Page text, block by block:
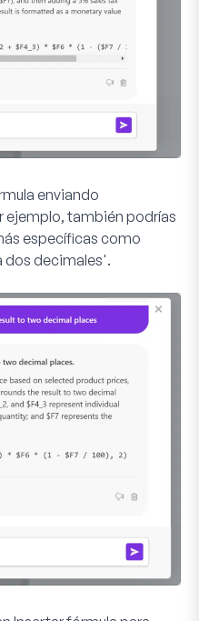
enviando
ejemplo, también podrías
específicas como
dos decimales'.